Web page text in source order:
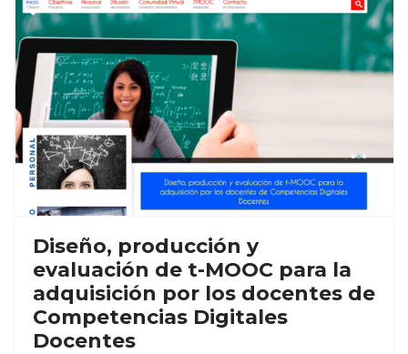
Diseño, producción y
evaluación de t-MOOC para la
adquisición por los docentes de
Competencias Digitales
Docentes